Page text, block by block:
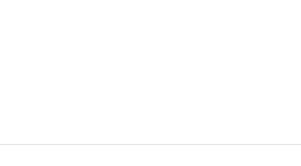
通行证皮肤